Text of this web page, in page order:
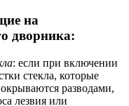
на
дворника:
: если при включении
стекла, которые
разводами,
лезвия или